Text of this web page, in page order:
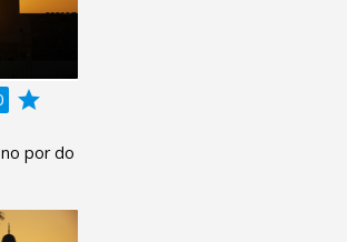
grade
por do